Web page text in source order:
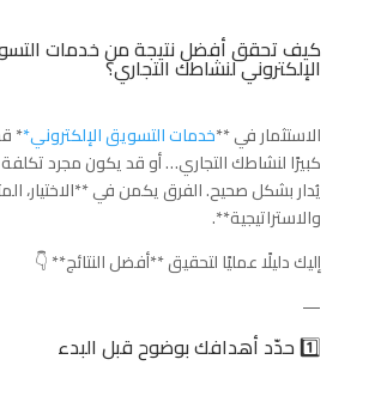
كيف تحقق أفضل نتيجة من خدمات
الإلكتروني لنشاطك التجاري؟
الاستثمار في **خدمات التسويق الإلكتروني**
كبيرًا لنشاطك التجاري… أو قد يكون مجرد تكلفة
يُدار بشكل صحيح. الفرق يكمن في **الاختيار،
والاستراتيجية**.
إليك دليلًا عمليًا لتحقيق **أفضل النتائج** 👇
—
1️⃣ حدّد أهدافك بوضوح قبل البدء